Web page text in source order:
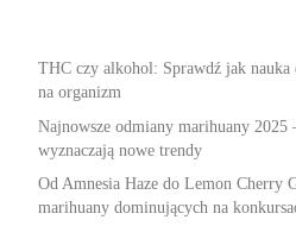
THC czy alkohol: Sprawdź jak nauka
na organizm
Najnowsze odmiany marihuany 2025
wyznaczają nowe trendy
Od Amnesia Haze do Lemon Cherry
marihuany dominujących na